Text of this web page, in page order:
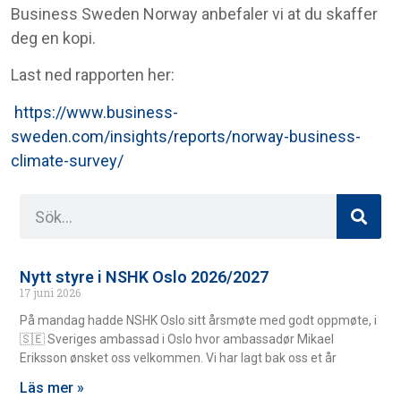
Business Sweden Norway anbefaler vi at du skaffer
deg en kopi.
Last ned rapporten her:
https://www.business-
sweden.com/insights/reports/norway-business-
climate-survey/
Nytt styre i NSHK Oslo 2026/2027
17 juni 2026
På mandag hadde NSHK Oslo sitt årsmøte med godt oppmøte, i
🇸🇪 Sveriges ambassad i Oslo hvor ambassadør Mikael
Eriksson ønsket oss velkommen. Vi har lagt bak oss et år
Läs mer »